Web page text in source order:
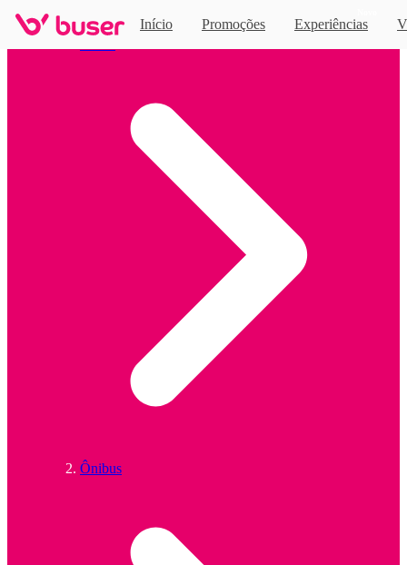
Início Promoções Experiências
Ônibus